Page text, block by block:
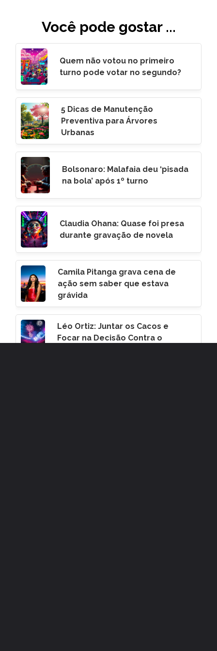
Você pode gostar ...
Quem não votou no primeiro
turno pode votar no segundo?
5 Dicas de Manutenção
Preventiva para Árvores
Urbanas
Bolsonaro: Malafaia deu ‘pisada
na bola’ após 1º turno
Claudia Ohana: Quase foi presa
durante gravação de novela
Camila Pitanga grava cena de
ação sem saber que estava
grávida
Léo Ortiz: Juntar os Cacos e
Focar na Decisão Contra o